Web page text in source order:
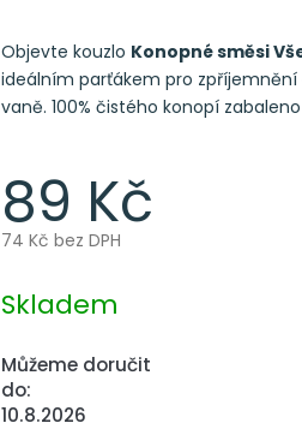
89 Kč
74 Kč bez DPH
cena:
Skladem
Můžeme doručit
do:
10.8.2026
Objevte kouzlo Konopné směsi
ideálním parťákem pro
vaně. 100% čistého konopí